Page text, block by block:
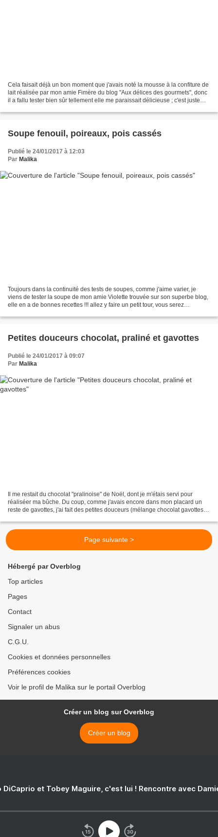
Cela faisait déjà un bon moment que j'avais noté la mousse à la confiture de
lait réalisée par mon amie Fimère du blog "Aux délices des gourmets", donc
il a fallu tester bien sûr tellement elle me paraissait délicieuse ; c'est juste
Soupe fenouil, poireaux, pois cassés
Publié le 24/01/2017 à 12:03
Par Malika
Toujours dans la continuité des tests de soupes, comme j'aime varier, je
viens de tester la soupe de mon amie Violette trouvée sur son superbe blog,
elle en a de bonnes recettes !!! allez y faire un petit tour, vous serez
Petites douceurs chocolat, praliné et gavottes
Publié le 24/01/2017 à 09:07
Par Malika
Il me restait du chocolat "pralinoise" de Noël, dont je m'étais servi pour
réaliséer ma bûche. Du coup, comme j'avais encore dans mon placard un
reste de gavottes, j'ai fait des petites douceurs (mélange chocolat gavottes)
Page suivante >
Hébergé par Overblog
Top articles
Pages
Contact
Signaler un abus
C.G.U.
Cookies et données personnelles
Préférences cookies
Voir le profil de Malika sur le portail Overblog
Créer un blog sur Overblog
Créer un blog
DiCaprio et Tobey Maguire, c'est lui ! Rencontre avec